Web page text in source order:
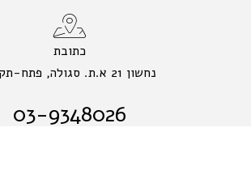
כתובת
נחשון 21 א.ת. סגולה, פתח-תקווה
03-9348026